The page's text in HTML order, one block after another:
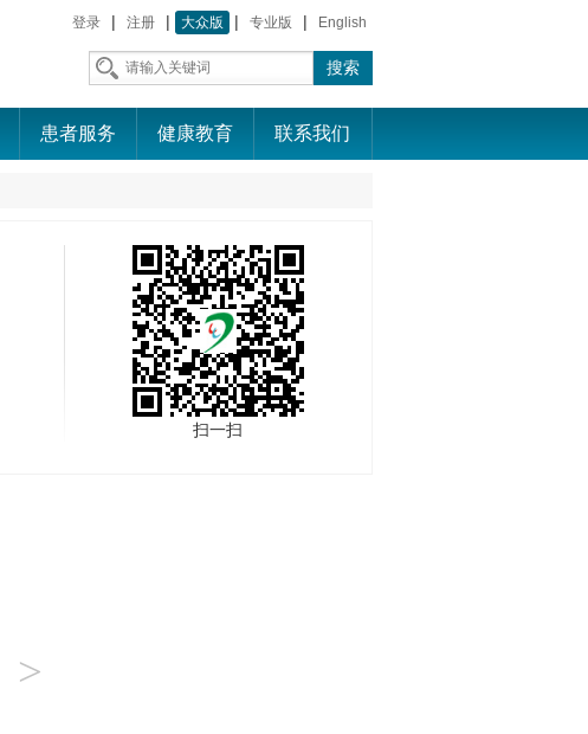
登录 | 注册 | 大众版 | 专业版 | English
患者服务 健康教育 联系我们
扫一扫
>